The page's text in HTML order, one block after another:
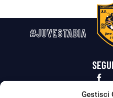
Gestisci
#JUVESTABIA
Privacy Policy